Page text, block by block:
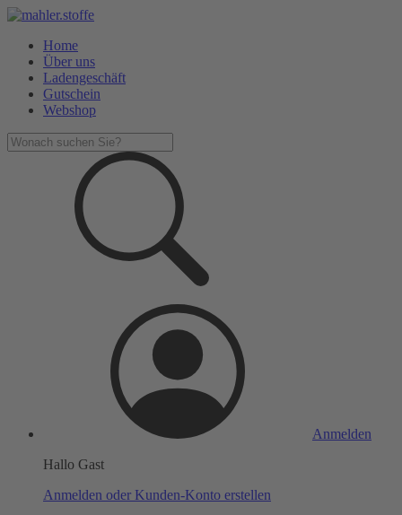
Home
Über uns
Ladengeschäft
Gutschein
Webshop
Anmelden
Hallo Gast
Anmelden oder Kunden-Konto erstellen